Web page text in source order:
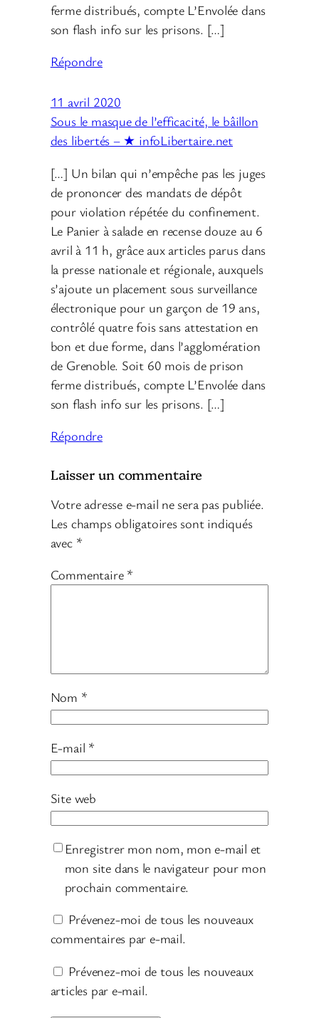
ferme distribués, compte L’Envolée dans
son flash info sur les prisons. […]
Répondre
11 avril 2020
Sous le masque de l’efficacité, le bâillon
des libertés – ★ infoLibertaire.net
[…] Un bilan qui n’empêche pas les juges
de prononcer des mandats de dépôt
pour violation répétée du confinement.
Le Panier à salade en recense douze au 6
avril à 11 h, grâce aux articles parus dans
la presse nationale et régionale, auxquels
s’ajoute un placement sous surveillance
électronique pour un garçon de 19 ans,
contrôlé quatre fois sans attestation en
bon et due forme, dans l’agglomération
de Grenoble. Soit 60 mois de prison
ferme distribués, compte L’Envolée dans
son flash info sur les prisons. […]
Répondre
Laisser un commentaire
Votre adresse e-mail ne sera pas publiée.
Les champs obligatoires sont indiqués
avec *
Commentaire *
Nom *
E-mail *
Site web
Enregistrer mon nom, mon e-mail et
mon site dans le navigateur pour mon
prochain commentaire.
Prévenez-moi de tous les nouveaux
commentaires par e-mail.
Prévenez-moi de tous les nouveaux
articles par e-mail.